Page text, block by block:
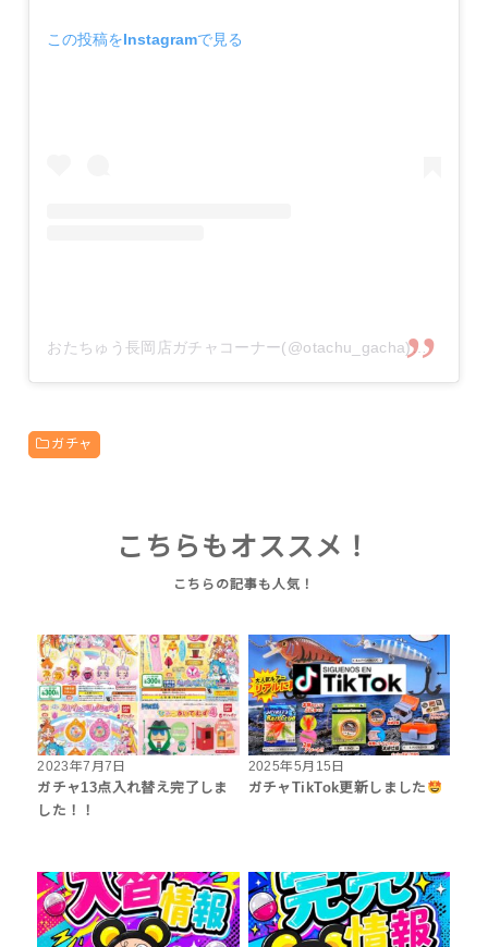
この投稿をInstagramで見る
おたちゅう長岡店ガチャコーナー(@otachu_gacha)がシェアした投稿
ガチャ
こちらもオススメ！
2023年7月7日
ガチャ13点入れ替え完了しま
した！！
2025年5月15日
ガチャTikTok更新しました